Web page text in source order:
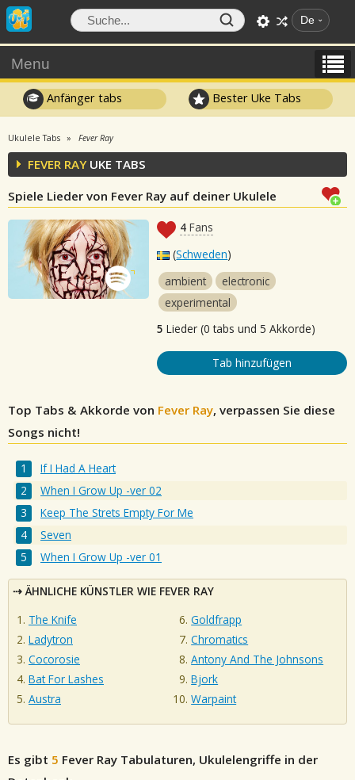
De
Menu
Anfänger tabs Bester Uke Tabs
Ukulele Tabs Fever Ray
FEVER RAYUKE TABS
Spiele Lieder von Fever Ray auf deiner Ukulele
4 Fans
(Schweden)
ambient
electronic
experimental
5 Lieder (0 tabs und 5 Akkorde)
Tab hinzufügen
Top Tabs & Akkorde von Fever Ray, verpassen Sie diese
Songs nicht!
If I Had A Heart
When I Grow Up -ver 02
Keep The Strets Empty For Me
Seven
When I Grow Up -ver 01
ÄHNLICHE KÜNSTLER WIE FEVER RAY
The Knife
Ladytron
Cocorosie
Bat For Lashes
Austra
Goldfrapp
Chromatics
Antony And The Johnsons
Bjork
Warpaint
Es gibt 5 Fever Ray Tabulaturen, Ukulelengriffe in der